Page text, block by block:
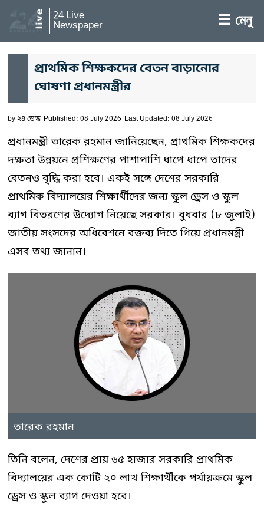
24 Live
Newspaper ☰ মেনু
প্রাথমিক শিক্ষকদের বেতন বাড়ানোর
ঘোষণা প্রধানমন্ত্রীর
by২৪ ডেস্ক Published: 08 July 2026 Last Updated: 08 July 2026
প্রধানমন্ত্রী তারেক রহমান জানিয়েছেন, প্রাথমিক শিক্ষকদের
দক্ষতা উন্নয়নে প্রশিক্ষণের পাশাপাশি ধাপে ধাপে তাদের
বেতনও বৃদ্ধি করা হবে। একই সঙ্গে দেশের সরকারি
প্রাথমিক বিদ্যালয়ের শিক্ষার্থীদের জন্য স্কুল ড্রেস ও স্কুল
ব্যাগ বিতরণের উদ্যোগ নিয়েছে সরকার। বুধবার (৮ জুলাই)
জাতীয় সংসদের অধিবেশনে বক্তব্য দিতে গিয়ে প্রধানমন্ত্রী
এসব তথ্য জানান।
তারেক রহমান
তিনি বলেন, দেশের প্রায় ৬৫ হাজার সরকারি প্রাথমিক
বিদ্যালয়ের এক কোটি ২০ লাখ শিক্ষার্থীকে পর্যায়ক্রমে স্কুল
ড্রেস ও স্কুল ব্যাগ দেওয়া হবে।